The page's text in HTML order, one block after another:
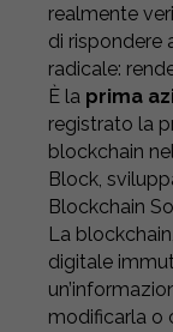
realmente
di rispondere
radicale:
È la prima
registrato la
blockchain
Block,
Blockchain
La
digitale
modificarla o